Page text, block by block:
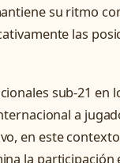
su ritmo
las
sub-21 en
a
en este
la participación